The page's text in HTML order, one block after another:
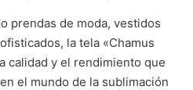
prendas de moda, vestidos
la tela «Chamus
calidad y el rendimiento que
el mundo de la sublimación